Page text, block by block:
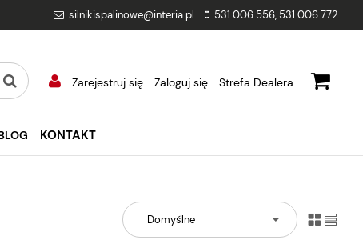
silnikispalinowe@interia.pl 531 006 556, 531 006 772
Zarejestruj się Zaloguj się Strefa Dealera
KONTAKT